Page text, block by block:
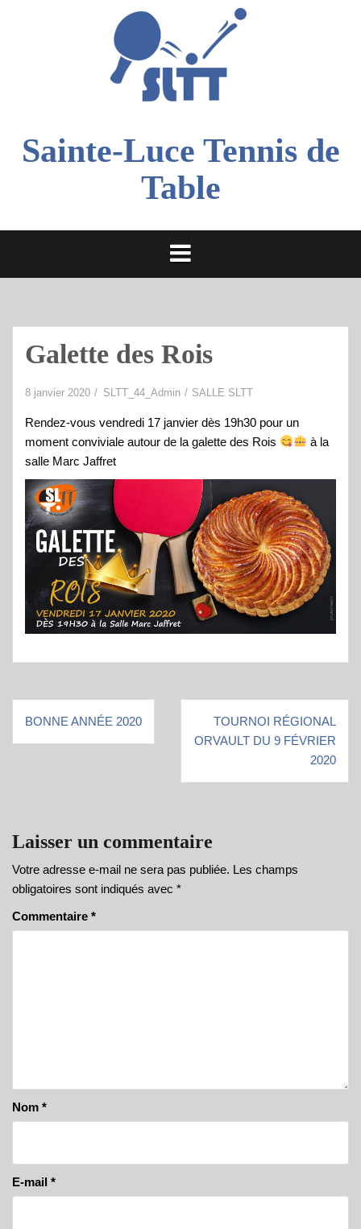
Sainte-Luce Tennis de
Table
Galette des Rois
8 janvier 2020 SLTT_44_Admin SALLE SLTT
Rendez-vous vendredi 17 janvier dès 19h30 pour un
moment conviviale autour de la galette des Rois
à la
salle Marc Jaffret
Navigation
de
BONNE ANNÉE 2020
TOURNOI RÉGIONAL
ORVAULT DU 9 FÉVRIER
2020
Laisser un commentaire
Votre adresse e-mail ne sera pas publiée. Les champs
obligatoires sont indiqués avec *
Commentaire *
Nom *
E-mail *